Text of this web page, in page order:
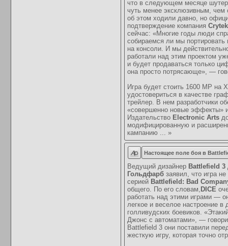
что в следующем месяце шутер
чуть менее эксклюзивным, чем
об этом ходили давно, но
подтверждение компания Crytek
сейчас: «Многие годы люди
собираемся ли мы портировать
на консоли. И мы
работали над этим проектом
и будет продаваться только
она просто потрясающе», —
Игра будет стоить 1600 MP
удостовериться в качестве
трейлер. В нем разработчики
«совершенно новые эффекты»
Издательство Electronic Arts
модифицированную и
кампанию ... »
Настоящее поле боя в
Ведущий дизайнер Battlefield 3
Гольдфарб заявил, что игра
серией Battlefield: Bad
общего. По его словам, DICE
работать над этими играми —
легкое и веселое настроение в
голливудских боевиков.
Джонс с автоматами», —
Battlefield 3 они поставили
жесткую игру, которая точно